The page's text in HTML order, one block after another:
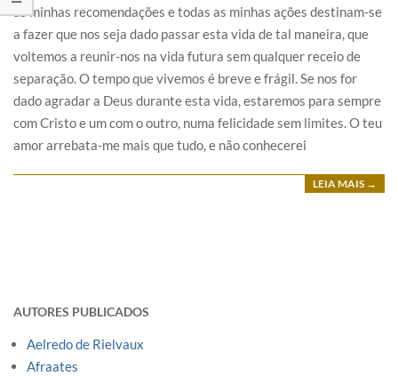
as minhas recomendações e todas as minhas ações destinam-se
a fazer que nos seja dado passar esta vida de tal maneira, que
voltemos a reunir-nos na vida futura sem qualquer receio de
separação. O tempo que vivemos é breve e frágil. Se nos for
dado agradar a Deus durante esta vida, estaremos para sempre
com Cristo e um com o outro, numa felicidade sem limites. O teu
amor arrebata-me mais que tudo, e não conhecerei
LEIA MAIS →
AUTORES PUBLICADOS
Aelredo de Rielvaux
Afraates